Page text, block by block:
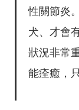
性關節炎
犬、才會
狀況非常
能痊癒，